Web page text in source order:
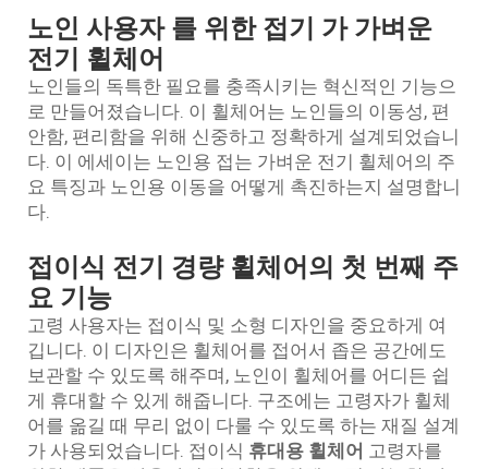
노인 사용자 를 위한 접기 가 가벼운
전기 휠체어
노인들의 독특한 필요를 충족시키는 혁신적인 기능으
로 만들어졌습니다. 이 휠체어는 노인들의 이동성, 편
안함, 편리함을 위해 신중하고 정확하게 설계되었습니
다. 이 에세이는 노인용 접는 가벼운 전기 휠체어의 주
요 특징과 노인용 이동을 어떻게 촉진하는지 설명합니
다.
접이식 전기 경량 휠체어의 첫 번째 주
요 기능
고령 사용자는 접이식 및 소형 디자인을 중요하게 여
깁니다. 이 디자인은 휠체어를 접어서 좁은 공간에도
보관할 수 있도록 해주며, 노인이 휠체어를 어디든 쉽
게 휴대할 수 있게 해줍니다. 구조에는 고령자가 휠체
어를 옮길 때 무리 없이 다룰 수 있도록 하는 재질 설계
가 사용되었습니다. 접이식 휴대용 휠체어 고령자를